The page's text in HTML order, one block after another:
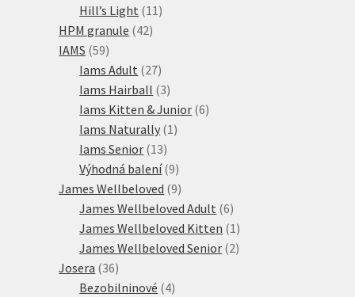
produktů
Hill’s Light 11 11
HPM granule 4242
IAMS 5959
produktů
Iams Adult 2727
produktů
Iams Hairball 33
produkty
Iams Kitten & Junior 66
Iams Naturally 1 1
Iams Senior 1313
produktů
Výhodná balení 99
produktů
James Wellbeloved 99
produktů
James Wellbeloved Adult 66
produktů
James Wellbeloved Kitten 1 1
produkt
James Wellbeloved Senior 22
Josera 3636
produktů
Bezobilninové 44